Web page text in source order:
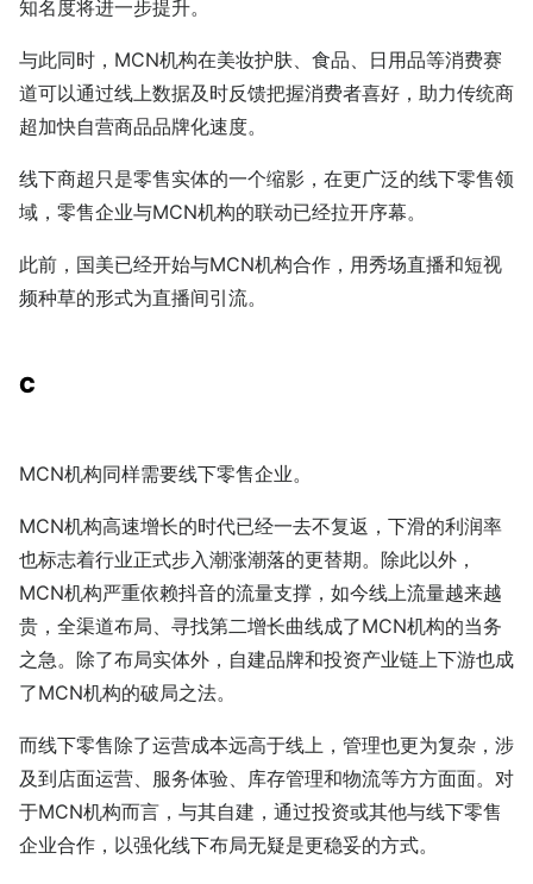
知名度将进一步提升。
与此同时，MCN机构在美妆护肤、食品、日用品等消费赛
道可以通过线上数据及时反馈把握消费者喜好，助力传统商
超加快自营商品品牌化速度。
线下商超只是零售实体的一个缩影，在更广泛的线下零售领
域，零售企业与MCN机构的联动已经拉开序幕。
此前，国美已经开始与MCN机构合作，用秀场直播和短视
频种草的形式为直播间引流。
C
MCN机构同样需要线下零售企业。
MCN机构高速增长的时代已经一去不复返，下滑的利润率
也标志着行业正式步入潮涨潮落的更替期。除此以外，
MCN机构严重依赖抖音的流量支撑，如今线上流量越来越
贵，全渠道布局、寻找第二增长曲线成了MCN机构的当务
之急。除了布局实体外，自建品牌和投资产业链上下游也成
了MCN机构的破局之法。
而线下零售除了运营成本远高于线上，管理也更为复杂，涉
及到店面运营、服务体验、库存管理和物流等方方面面。对
于MCN机构而言，与其自建，通过投资或其他与线下零售
企业合作，以强化线下布局无疑是更稳妥的方式。